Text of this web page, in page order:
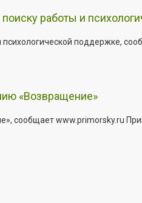
работы и
поддержке,
«Возвращение»
сообщает www.primorsky.ru